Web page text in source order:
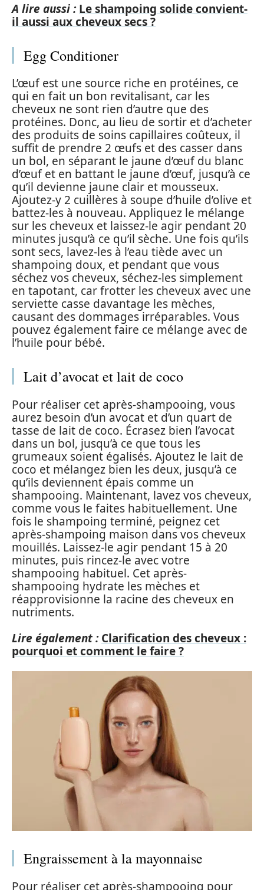
A lire aussi : Le shampoing solide convient-
il aussi aux cheveux secs ?
Egg Conditioner
L’œuf est une source riche en protéines, ce
qui en fait un bon revitalisant, car les
cheveux ne sont rien d’autre que des
protéines. Donc, au lieu de sortir et d’acheter
des produits de soins capillaires coûteux, il
suffit de prendre 2 œufs et des casser dans
un bol, en séparant le jaune d’œuf du blanc
d’œuf et en battant le jaune d’œuf, jusqu’à ce
qu’il devienne jaune clair et mousseux.
Ajoutez-y 2 cuillères à soupe d’huile d’olive et
battez-les à nouveau. Appliquez le mélange
sur les cheveux et laissez-le agir pendant 20
minutes jusqu’à ce qu’il sèche. Une fois qu’ils
sont secs, lavez-les à l’eau tiède avec un
shampoing doux, et pendant que vous
séchez vos cheveux, séchez-les simplement
en tapotant, car frotter les cheveux avec une
serviette casse davantage les mèches,
causant des dommages irréparables. Vous
pouvez également faire ce mélange avec de
l’huile pour bébé.
Lait d’avocat et lait de coco
Pour réaliser cet après-shampooing, vous
aurez besoin d’un avocat et d’un quart de
tasse de lait de coco. Écrasez bien l’avocat
dans un bol, jusqu’à ce que tous les
grumeaux soient égalisés. Ajoutez le lait de
coco et mélangez bien les deux, jusqu’à ce
qu’ils deviennent épais comme un
shampooing. Maintenant, lavez vos cheveux,
comme vous le faites habituellement. Une
fois le shampoing terminé, peignez cet
après-shampoing maison dans vos cheveux
mouillés. Laissez-le agir pendant 15 à 20
minutes, puis rincez-le avec votre
shampooing habituel. Cet après-
shampooing hydrate les mèches et
réapprovisionne la racine des cheveux en
nutriments.
Lire également : Clarification des cheveux :
pourquoi et comment le faire ?
Engraissement à la mayonnaise
Pour réaliser cet après-shampooing pour